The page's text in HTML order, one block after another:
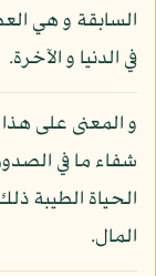
السابقة و هي
في الدنيا و الآخرة.
و المعنى على
شفاء ما في
الحياة الطيبة
المال.